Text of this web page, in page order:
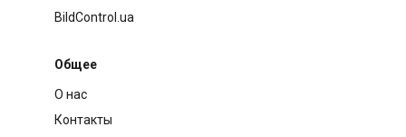
BildControl.ua
Общее
О нас
Контакты